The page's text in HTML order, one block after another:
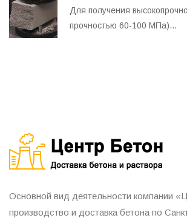
Для получения
прочностью 60-100 МПа)…
Основной вид деятельности компании
производство и доставка бетона по